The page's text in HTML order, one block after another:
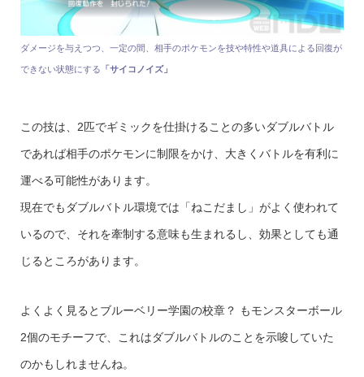
ダメージを与えつつ、一定の間、相手のポケモンを技や特性や道具による回復が
できない状態にする 「サイコノイズ」
この技は、2匹でギミックを仕掛けることの多いダブルバトル
であれば相手のポケモンに制限をかけ、大きくバトルを有利に
運べる可能性があります。
現在でもダブルバトル環境では「ねこだまし」がよく使われて
いるので、それを牽制する意味も生まれるし、効果としても通
じるところがあります。
よくよく見るとブルーベリー学園の校章？ もモンスターボール
2個のモチーフで、これはダブルバトルのことを示唆していた
のかもしれませんね。